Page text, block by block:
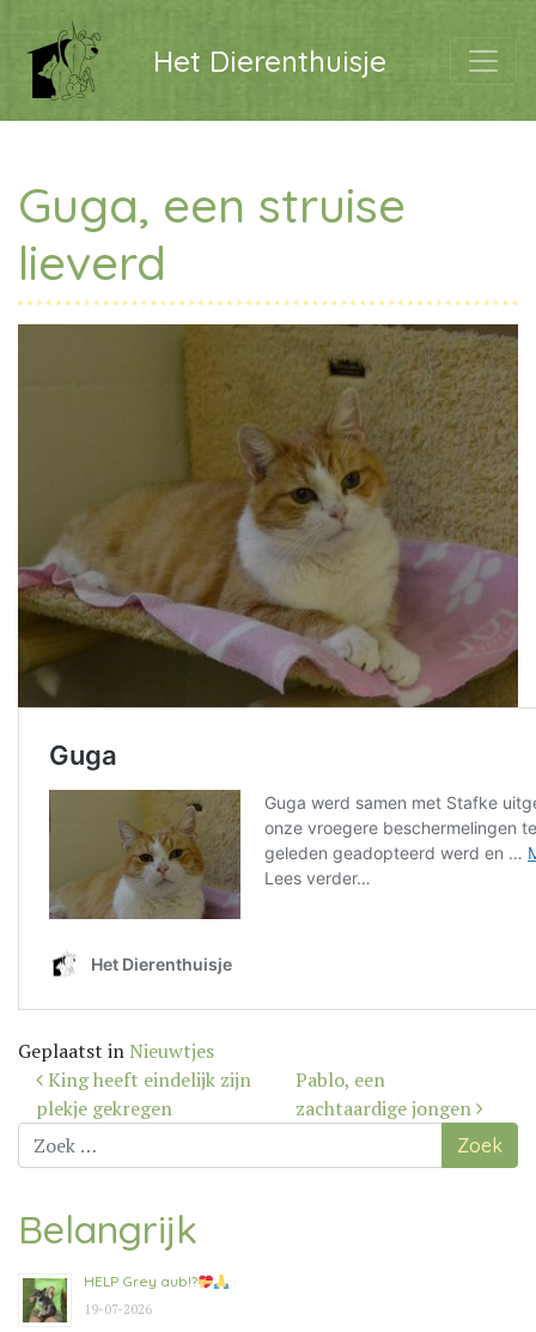
Het Dierenthuisje
Guga, een struise
lieverd
Geplaatst in Nieuwtjes
Bericht
navigatie
King heeft eindelijk zijn
plekje gekregen
Pablo, een
zachtaardige jongen
Zoek
naar:
Belangrijk
HELP Grey aub!?
19-07-2026